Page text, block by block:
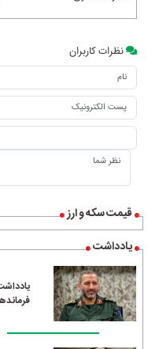
قیمت سکه و ارز
یادداشت
نظرات کاربران